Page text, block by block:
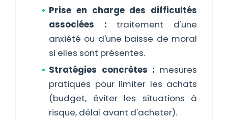
Prise en charge des difficultés
associées : traitement d'une
anxiété ou d'une baisse de moral
si elles sont présentes.
Stratégies concrètes : mesures
pratiques pour limiter les achats
(budget, éviter les situations à
risque, délai avant d'acheter).